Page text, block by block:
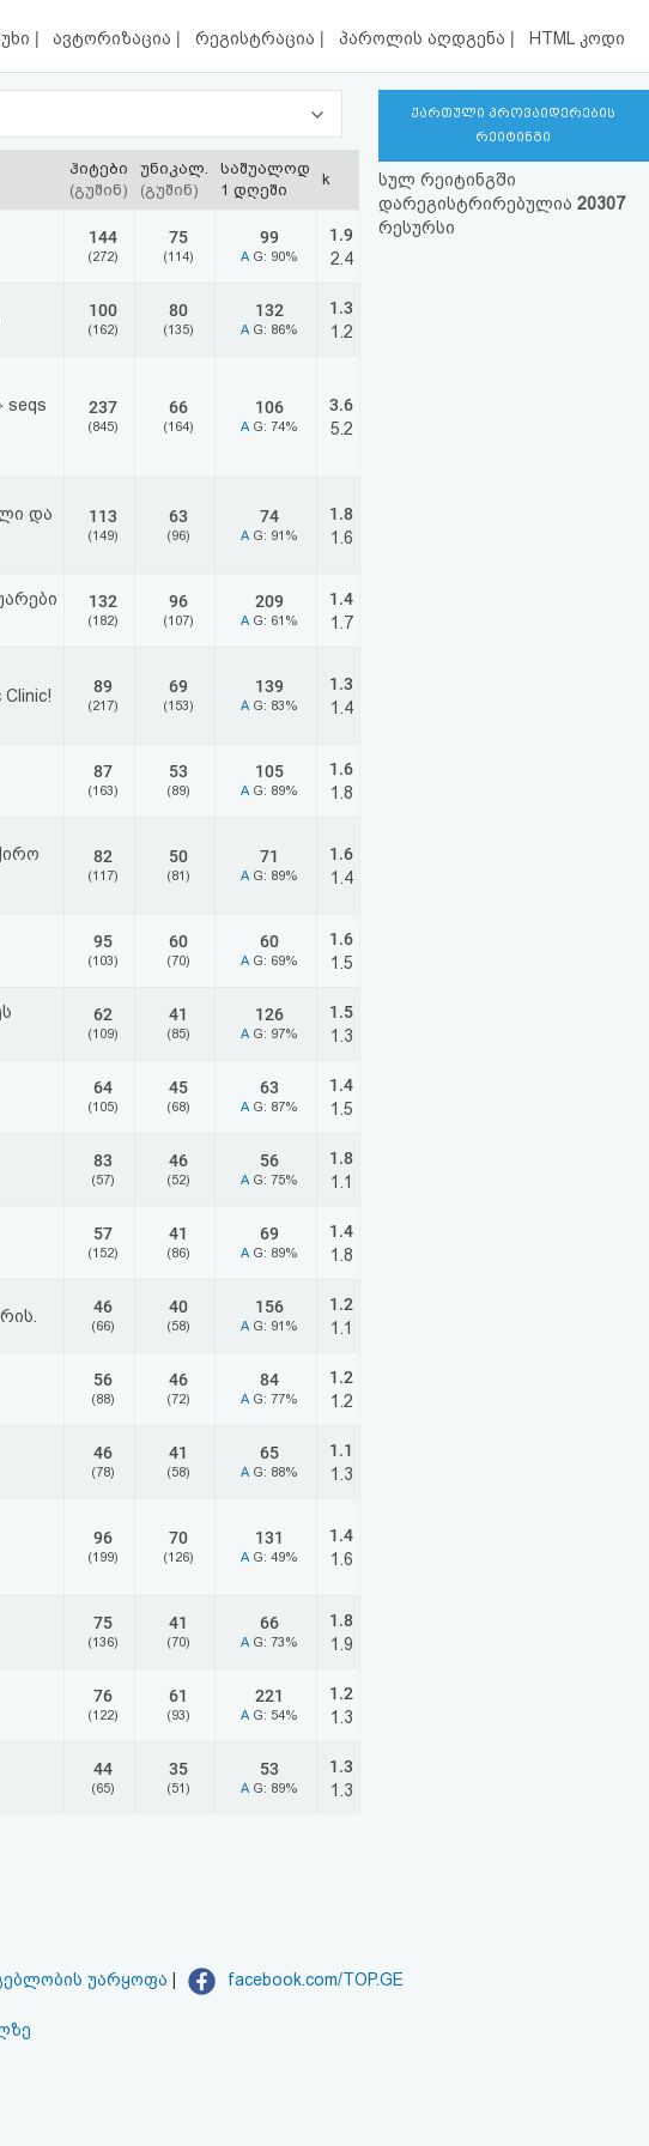
| ავტორიზაცია | რეგისტრაცია | პაროლის აღდგენა | HTML კოდი
ჰიტები
(გუშინ)
უნიკალ.
(გუშინ)
საშუალოდ
1 დღეში
k
144
(272)
75
(114)
99
A G: 90%
1.9
2.4
100
(162)
80
(135)
132
A G: 86%
1.3
1.2
seqs
237
(845)
66
(164)
106
A G: 74%
3.6
5.2
და
113
(149)
63
(96)
74
A G: 91%
1.8
1.6
132
(182)
96
(107)
209
A G: 61%
1.4
1.7
89
(217)
69
(153)
139
A G: 83%
1.3
1.4
87
(163)
53
(89)
105
A G: 89%
1.6
1.8
82
(117)
50
(81)
71
A G: 89%
1.6
1.4
95
(103)
60
(70)
60
A G: 69%
1.6
1.5
62
(109)
41
(85)
126
A G: 97%
1.5
1.3
64
(105)
45
(68)
63
A G: 87%
1.4
1.5
83
(57)
46
(52)
56
A G: 75%
1.8
1.1
57
(152)
41
(86)
69
A G: 89%
1.4
1.8
46
(66)
40
(58)
156
A G: 91%
1.2
1.1
56
(88)
46
(72)
84
A G: 77%
1.2
1.2
46
(78)
41
(58)
65
A G: 88%
1.1
1.3
96
(199)
70
(126)
131
A G: 49%
1.4
1.6
75
(136)
41
(70)
66
A G: 73%
1.8
1.9
76
(122)
61
(93)
221
A G: 54%
1.2
1.3
44
(65)
35
(51)
53
A G: 89%
1.3
1.3
ქართული პროვაიდერების
რეიტინგი
სულ რეიტინგში
დარეგისტრირებულია 20307
რესურსი
უარყოფა facebook.com/TOP.GE